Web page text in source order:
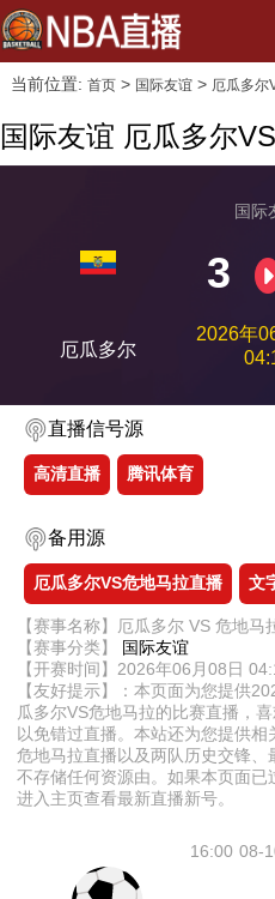
当前位置: 首页> 国际友谊> 厄瓜多尔
国际友谊 厄瓜多尔
厄瓜多尔
国际
3
2026年
直播信号源
高清直播 腾讯体育
备用源
厄瓜多尔VS危地马拉直播 文
【赛事名称】厄瓜多尔 VS 危地马
【赛事分类】 国际友谊
【开赛时间】2026年06月08日
【友好提示】：本页面为您提供
瓜多尔VS危地马拉的比赛直播，
以免错过直播。本站还为您提供相
危地马拉直播以及两队历史交锋、
不存储任何资源由。如果本页面
进入主页查看最新直播新号。
08-
16:00